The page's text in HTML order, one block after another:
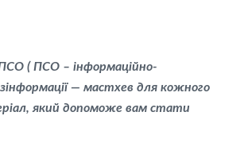
( ПСО – інформаційно-
— мастхев для кожного
який допоможе вам стати